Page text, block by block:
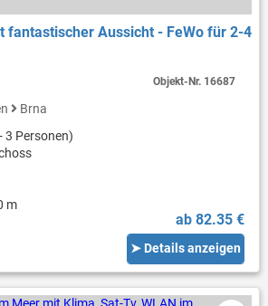
fantastischer Aussicht - FeWo für 2-4
Brna
3 Personen)
m
ab 82.35 €
➤ Details anzeigen
Objekt-Nr. 16687